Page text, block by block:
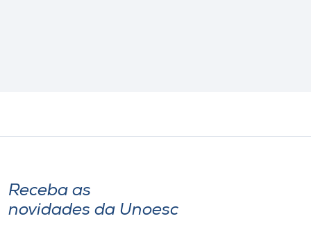
Receba as
novidades da Unoesc